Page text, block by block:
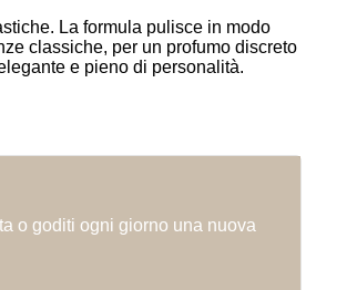
La formula pulisce in modo
classiche, per un profumo discreto
e pieno di personalità.
o goditi ogni giorno una nuova